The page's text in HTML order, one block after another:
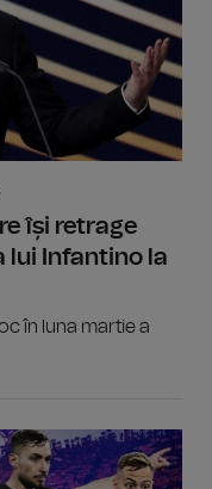
își retrage
lui Infantino la
în luna martie a